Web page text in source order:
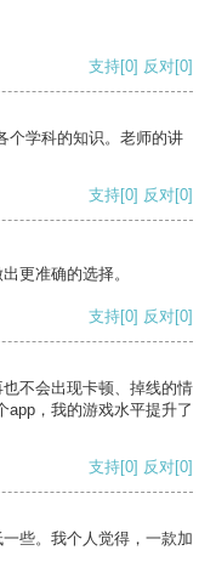
支持[0] 反对[0]
个学科的知识。老师的讲
支持[0] 反对[0]
更准确的选择。
支持[0] 反对[0]
不会出现卡顿、掉线的情
app，我的游戏水平提升了
支持[0] 反对[0]
些。我个人觉得，一款加